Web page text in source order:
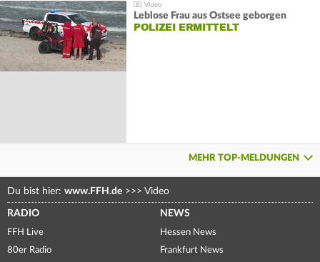
Leblose Frau aus Ostsee geborgen
POLIZEI ERMITTELT
MEHR TOP-MELDUNGEN
Du bist hier: www.FFH.de >>> Video
RADIO
FFH Live
80er Radio
NEWS
Hessen News
Frankfurt News